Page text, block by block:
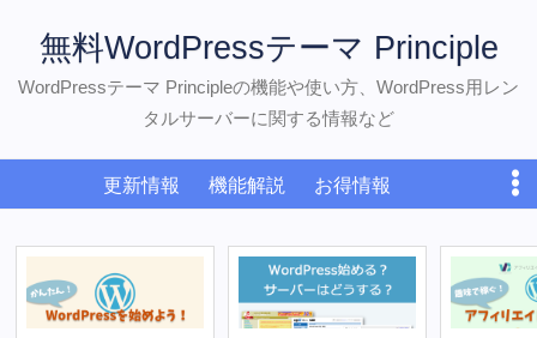
無料WordPressテーマ Principle
WordPressテーマ Principleの機能や使い方、WordPress用レン
タルサーバーに関する情報など
更新情報 機能解説 お得情報
お問い合わせ